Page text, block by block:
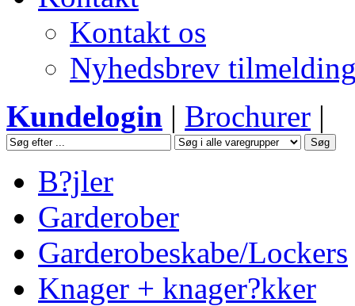
Kontakt os
Nyhedsbrev
Kundelogin | Brochurer |
B?jler
Garderober
Garderobeskabe/Lockers
Knager + knager?kker